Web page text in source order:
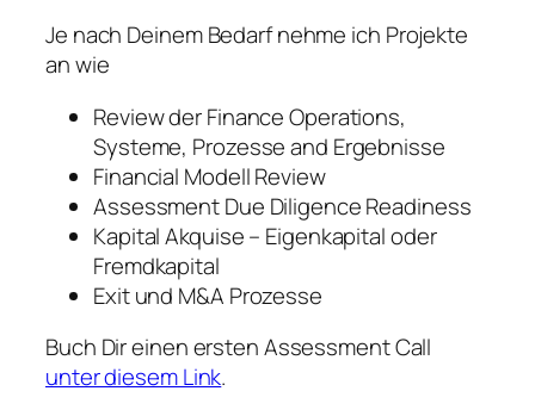
Je nach Deinem Bedarf nehme ich Projekte
an wie
Review der Finance Operations,
Systeme, Prozesse and Ergebnisse
Financial Modell Review
Assessment Due Diligence Readiness
Kapital Akquise – Eigenkapital oder
Fremdkapital
Exit und M&A Prozesse
Buch Dir einen ersten Assessment Call
unter diesem Link.